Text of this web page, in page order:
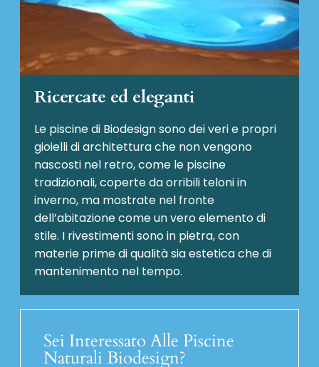
Ricercate ed eleganti
Le piscine di Biodesign sono dei veri e propri
gioielli di architettura che non vengono
nascosti nel retro, come le piscine
tradizionali, coperte da orribili teloni in
inverno, ma mostrate nel fronte
dell’abitazione come un vero elemento di
stile. I rivestimenti sono in pietra, con
materie prime di qualità sia estetica che di
mantenimento nel tempo.
Sei Interessato Alle Piscine
Naturali Biodesign?